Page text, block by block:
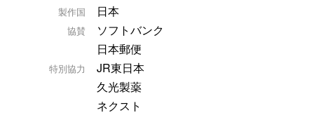
製作国 日本
協賛
ソフトバンク
日本郵便
特別協力
JR東日本
久光製薬
ネクスト